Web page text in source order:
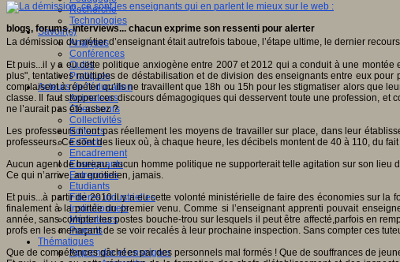
Recherche
Technologies
Savoir(s)
Analyses
Conférences
Outils
Pratiques
Acteurs de l'éducation
Animateurs
Chercheurs
Collectivités
Editeurs
EdTech
Encadrement
Enseignants
Entreprises
Etudiants
Filières industrielles
Institutionnels
Médiateurs
Parents
Thématiques
Apprendre et enseigner
blogs, forums, interviews... chacun exprime son ressenti pour alerter
La démission du métier d’enseignant était autrefois taboue, l’étape ultime, le dernier
Et puis...il y a eu cette politique anxiogène entre 2007 et 2012 qui a conduit à une
plus", tentatives multiples de déstabilisation et de division des enseignants entre eux
complaisent à répéter qu’ils ne travaillent que 18h ou 15h pour les stigmatiser alors que
classe. Il faut stopper ces discours démagogiques qui desservent toute une profession,
ne l’aurait pas été assez ?
Les professeurs n’ont pas réellement les moyens de travailler sur place, dans leur
professeurs. Ce sont des lieux où, à chaque heure, les décibels montent de 40 à 110, du
Aucun agent de bureau, aucun homme politique ne supporterait telle agitation sur son
Ce qui n’arrive, au quotidien, jamais.
Et puis...à partir de 2010 il y a eu cette volonté ministérielle de faire des économies sur
finalement à la portée du premier venu. Comme si l’enseignant apprenti pouvait
année, sans compter les postes bouche-trou sur lesquels il peut être affecté,parfois en
profs en les menaçant de se voir recalés à leur prochaine inspection. Sans compter ces
Que de compétences gâchées par des personnels mal formés ! Que de souffrances de